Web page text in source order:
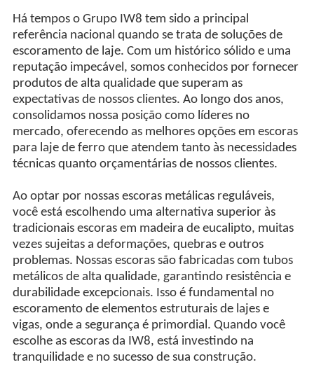
Há tempos o Grupo IW8 tem sido a principal
referência nacional quando se trata de soluções de
escoramento de laje. Com um histórico sólido e uma
reputação impecável, somos conhecidos por fornecer
produtos de alta qualidade que superam as
expectativas de nossos clientes. Ao longo dos anos,
consolidamos nossa posição como líderes no
mercado, oferecendo as melhores opções em escoras
para laje de ferro que atendem tanto às necessidades
técnicas quanto orçamentárias de nossos clientes.
Ao optar por nossas escoras metálicas reguláveis,
você está escolhendo uma alternativa superior às
tradicionais escoras em madeira de eucalipto, muitas
vezes sujeitas a deformações, quebras e outros
problemas. Nossas escoras são fabricadas com tubos
metálicos de alta qualidade, garantindo resistência e
durabilidade excepcionais. Isso é fundamental no
escoramento de elementos estruturais de lajes e
vigas, onde a segurança é primordial. Quando você
escolhe as escoras da IW8, está investindo na
tranquilidade e no sucesso de sua construção.